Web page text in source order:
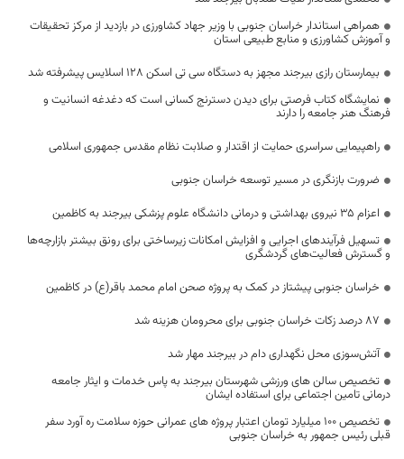
همراهی استاندار خراسان جنوبی با وزیر جهاد کشاورزی در بازدید از مرکز تحقیقات
و آموزش کشاورزی و منابع طبیعی استان
بیمارستان رازی بیرجند مجهز به دستگاه سی تی اسکن ۱۲۸ اسلایس پیشرفته شد
نمایشگاه کتاب فرصتی برای دیدن دسترنج کسانی است که دغدغه انسانیت و
فرهنگ هنر جامعه را دارند
راهپیمایی سراسری حمایت از اقتدار و صلابت نظام مقدس جمهوری اسلامی
ضرورت بازنگری در مسیر توسعه خراسان جنوبی
اعزام 35 نیروی بهداشتی و درمانی دانشگاه علوم پزشکی بیرجند به کاظمین
تسهیل فرآیندهای اجرایی و افزایش امکانات زیرساختی برای رونق بیشتر بازارچه‌ها
و گسترش فعالیت‌های گردشگری
خراسان جنوبی پیشتاز در کمک به پروژه صحن امام محمد باقر(ع) در کاظمین
۸۷ درصد زکات خراسان جنوبی برای محرومان هزینه شد
آتش‌سوزی محل نگهداری دام در بیرجند مهار شد
تخصیص سالن های ورزشی شهرستان بیرجند به پاس خدمات و ایثار جامعه
درمانی تامین اجتماعی برای استفاده ایشان
تخصیص ۱۰۰ میلیارد تومان اعتبار پروژه های عمرانی حوزه سلامت ره آورد سفر
قبلی رئیس جمهور به خراسان جنوبی